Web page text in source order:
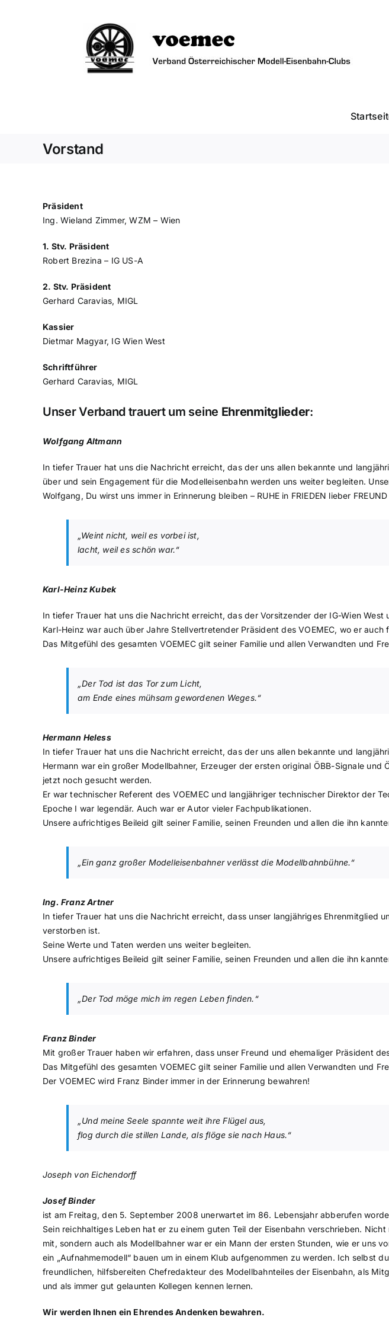
Vorstand
Präsident
Ing. Wieland Zimmer, WZM – Wien
1. Stv. Präsident
Robert Brezina – IG US-A
2. Stv. Präsident
Gerhard Caravias, MIGL
Kassier
Dietmar Magyar, IG Wien West
Schriftführer
Gerhard Caravias, MIGL
Unser Verband trauert um seine Ehrenmitglieder:
Wolfgang Altmann
In tiefer Trauer hat uns die Nachricht erreicht, das der uns allen bekannte und
über und sein Engagement für die Modelleisenbahn werden uns weiter begleiten.
Wolfgang, Du wirst uns immer in Erinnerung bleiben – RUHE in FRIEDEN lieber FREUND
„Weint nicht, weil es vorbei ist,
lacht, weil es schön war.“
Karl-Heinz Kubek
In tiefer Trauer hat uns die Nachricht erreicht, das der Vorsitzender der IG-Wien West
Karl-Heinz war auch über Jahre Stellvertretender Präsident des VOEMEC, wo er
Das Mitgefühl des gesamten VOEMEC gilt seiner Familie und allen Verwandten und
„Der Tod ist das Tor zum Licht,
am Ende eines mühsam gewordenen Weges.“
Hermann Heless
In tiefer Trauer hat uns die Nachricht erreicht, das der uns allen bekannte und
Hermann war ein großer Modellbahner, Erzeuger der ersten original ÖBB-Signale
jetzt noch gesucht werden.
Er war technischer Referent des VOEMEC und langjähriger technischer Direktor der
Epoche I war legendär. Auch war er Autor vieler Fachpublikationen.
Unsere aufrichtiges Beileid gilt seiner Familie, seinen Freunden und allen die ihn
„Ein ganz großer Modelleisenbahner verlässt die Modellbahnbühne.“
Ing. Franz Artner
In tiefer Trauer hat uns die Nachricht erreicht, dass unser langjähriges Ehrenmitglied
verstorben ist.
Seine Werte und Taten werden uns weiter begleiten.
Unsere aufrichtiges Beileid gilt seiner Familie, seinen Freunden und allen die ihn
„Der Tod möge mich im regen Leben finden.“
Franz Binder
Mit großer Trauer haben wir erfahren, dass unser Freund und ehemaliger Präsident
Das Mitgefühl des gesamten VOEMEC gilt seiner Familie und allen Verwandten und
Der VOEMEC wird Franz Binder immer in der Erinnerung bewahren!
„Und meine Seele spannte weit ihre Flügel aus,
flog durch die stillen Lande, als flöge sie nach Haus.“
Joseph von Eichendorff
Josef Binder
ist am Freitag, den 5. September 2008 unerwartet im 86. Lebensjahr abberufen
Sein reichhaltiges Leben hat er zu einem guten Teil der Eisenbahn verschrieben.
mit, sondern auch als Modellbahner war er ein Mann der ersten Stunden, wie er uns
ein „Aufnahmemodell“ bauen um in einem Klub aufgenommen zu werden. Ich selbst
freundlichen, hilfsbereiten Chefredakteur des Modellbahnteiles der Eisenbahn, als
und als immer gut gelaunten Kollegen kennen lernen.
Wir werden Ihnen ein Ehrendes Andenken bewahren.